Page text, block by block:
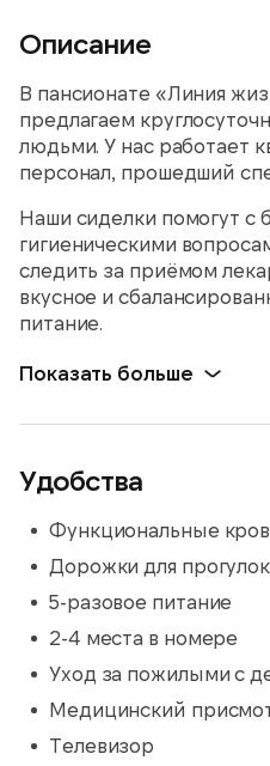
Описание
В пансионате «Линия
предлагаем
людьми. У нас работает
персонал, прошедший
Наши сиделки помогут с
гигиеническими
следить за приёмом
вкусное и
питание.
Показать больше
Удобства
Функциональные
Дорожки для прогулок
5-разовое питание
2-4 места в номере
Уход за пожилыми с
Медицинский
Телевизор